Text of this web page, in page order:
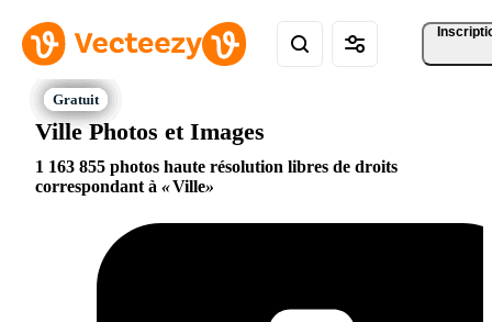
Ville Photos et Images
1 163 855 photos haute résolution libres de droits
correspondant à
Ville